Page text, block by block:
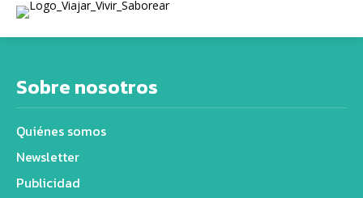
Sobre nosotros
Quiénes somos
Newsletter
Publicidad